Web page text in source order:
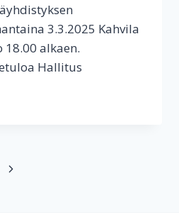
3.3.2025 Kahvila
alkaen.
Hallitus
Seuraava